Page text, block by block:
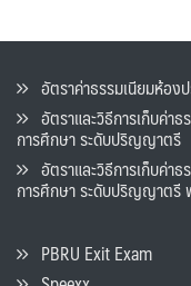
อัตราค่าธรรมเนียมห้องป
อัตราและวิธีการเก็บค่าธ
การศึกษา ระดับปริญญาตรี
อัตราและวิธีการเก็บค่าธ
การศึกษา ระดับปริญญาต
PBRU Exit Exam